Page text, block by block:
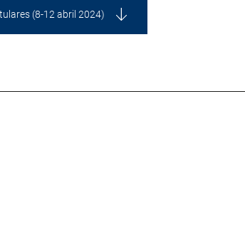
(8-12 abril 2024)